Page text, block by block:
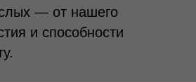
— от нашего
и способности